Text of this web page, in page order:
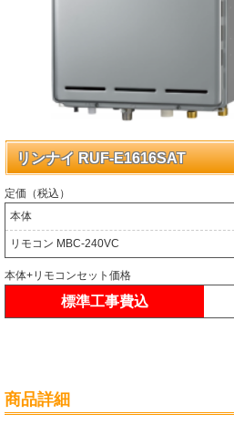
リンナイ RUF-E1616SAT
定価（税込）
本体
リモコン MBC-240VC
本体+リモコンセット価格
標準工事費込
商品詳細